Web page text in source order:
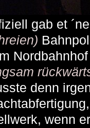
gab et
denn
wenn